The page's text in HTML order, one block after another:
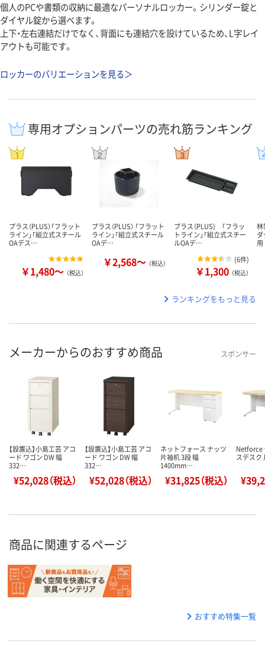
個人のPCや書類の収納に最適なパーソナルロッカー。シリンダー錠と
ダイヤル錠から選べます。
上下・左右連結だけでなく、背面にも連結穴を設けているため、L字レイ
アウトも可能です。
ロッカーのバリエーションを見る＞
専用オプションパーツの売れ筋ランキング
プラス（PLUS）「フラット
ライン」「組立式スチール
OAデス…
￥1,480～ （税込）
プラス（PLUS） 「フラット
ライン」「組立式スチール
OAデ…
￥2,568～ （税込）
プラス（PLUS) 「フラッ
トライン」「組立式スチー
ルOAデ…
(6件)
￥1,300 （税込）
林
ダ
用
ランキングをもっと見る
メーカーからのおすすめ商品 スポンサー
【設置込】小島工芸 アコ
ード ワゴン DW 幅
332…
¥52,028（税込）
【設置込】小島工芸 アコ
ード ワゴン DW 幅
332…
¥52,028（税込）
ネットフォース ナッツ
片袖机 3段 幅
1400mm…
¥31,825（税込）
Netforce
スデス
商品に関連するページ
おすすめ特集一覧